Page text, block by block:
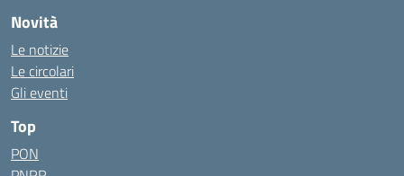
Novità
Le notizie
Le circolari
Gli eventi
Top
PON